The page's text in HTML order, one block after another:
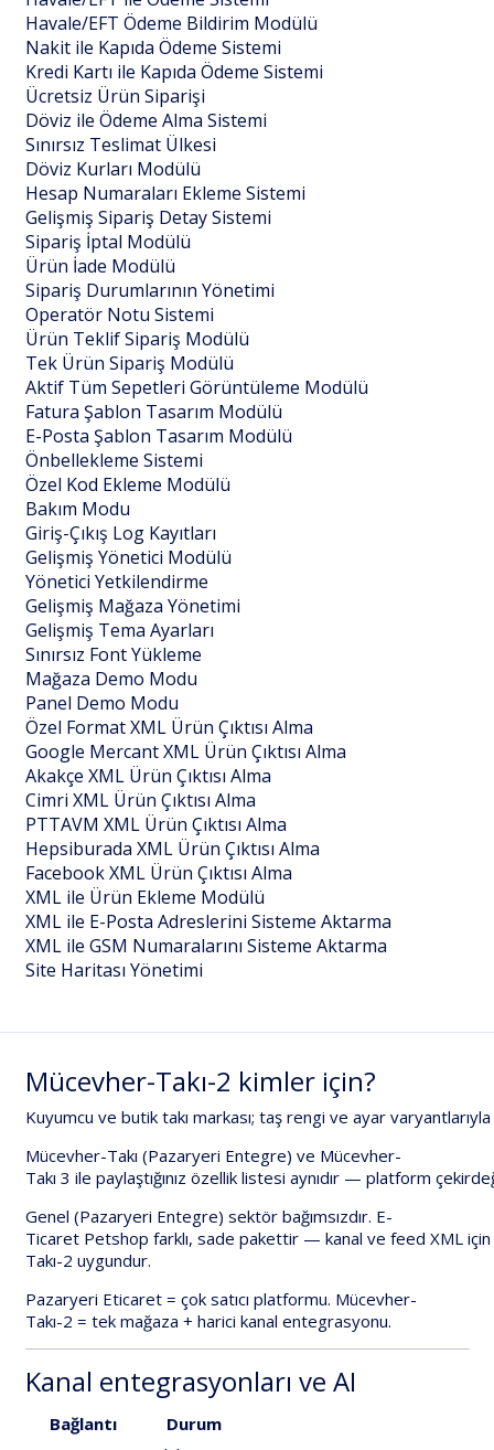
Havale/EFT Ödeme Bildirim Modülü
Nakit ile Kapıda Ödeme Sistemi
Kredi Kartı ile Kapıda Ödeme Sistemi
Ücretsiz Ürün Siparişi
Döviz ile Ödeme Alma Sistemi
Sınırsız Teslimat Ülkesi
Döviz Kurları Modülü
Hesap Numaraları Ekleme Sistemi
Gelişmiş Sipariş Detay Sistemi
Sipariş İptal Modülü
Ürün İade Modülü
Sipariş Durumlarının Yönetimi
Operatör Notu Sistemi
Ürün Teklif Sipariş Modülü
Tek Ürün Sipariş Modülü
Aktif Tüm Sepetleri Görüntüleme Modülü
Fatura Şablon Tasarım Modülü
E-Posta Şablon Tasarım Modülü
Önbellekleme Sistemi
Özel Kod Ekleme Modülü
Bakım Modu
Giriş-Çıkış Log Kayıtları
Gelişmiş Yönetici Modülü
Yönetici Yetkilendirme
Gelişmiş Mağaza Yönetimi
Gelişmiş Tema Ayarları
Sınırsız Font Yükleme
Mağaza Demo Modu
Panel Demo Modu
Özel Format XML Ürün Çıktısı Alma
Google Mercant XML Ürün Çıktısı Alma
Akakçe XML Ürün Çıktısı Alma
Cimri XML Ürün Çıktısı Alma
PTTAVM XML Ürün Çıktısı Alma
Hepsiburada XML Ürün Çıktısı Alma
Facebook XML Ürün Çıktısı Alma
XML ile Ürün Ekleme Modülü
XML ile E-Posta Adreslerini Sisteme Aktarma
XML ile GSM Numaralarını Sisteme Aktarma
Site Haritası Yönetimi
Mücevher-Takı-2 kimler için?
Kuyumcu ve butik takı markası; taş rengi ve ayar varyantlarıyla
Mücevher-Takı (Pazaryeri Entegre) ve Mücevher-
Takı 3 ile paylaştığınız özellik listesi aynıdır — platform
Genel (Pazaryeri Entegre) sektör bağımsızdır. E-
Ticaret Petshop farklı, sade pakettir — kanal ve feed XML için
Takı-2 uygundur.
Pazaryeri Eticaret = çok satıcı platformu. Mücevher-
Takı-2 = tek mağaza + harici kanal entegrasyonu.
Kanal entegrasyonları ve AI
Bağlantı
Durum